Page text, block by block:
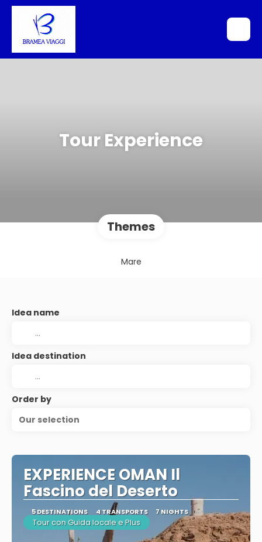
Tour Experience
Themes
Mare
Idea name
Idea destination
Order by
Our selection
EXPERIENCE OMAN Il
Fascino del Deserto
5 DESTINATIONS 4 TRANSPORTS 7 NIGHTS
Tour con Guida locale e Plus